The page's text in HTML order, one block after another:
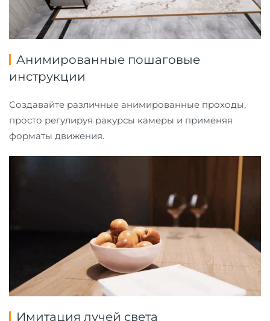
Анимированные пошаговые
инструкции
Создавайте различные анимированные проходы,
просто регулируя ракурсы камеры и применяя
форматы движения.
Имитация лучей света